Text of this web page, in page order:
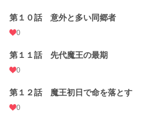
第１０話 意外と多い同郷者
0
第１１話 先代魔王の最期
0
第１２話 魔王初日で命を落とす
0